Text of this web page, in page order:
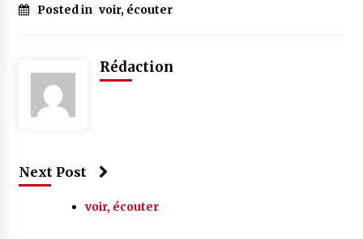
Posted in voir, écouter
Rédaction
Next Post
voir, écouter